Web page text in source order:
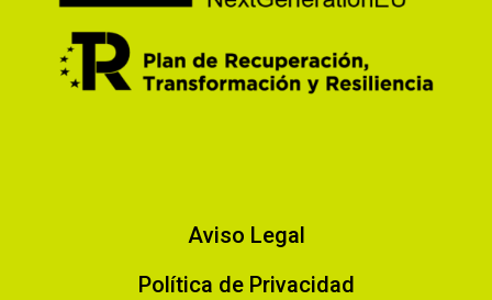
Aviso Legal
Política de Privacidad